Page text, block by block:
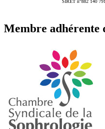
SIRET n°882 140
Membre adhérente